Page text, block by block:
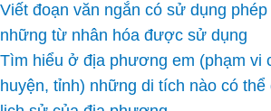
Viết đoạn văn ngắn có sử dụng
những từ nhân hóa được sử dụng
Tìm hiểu ở địa phương em (phạm vi
huyện, tỉnh) những di tích nào có